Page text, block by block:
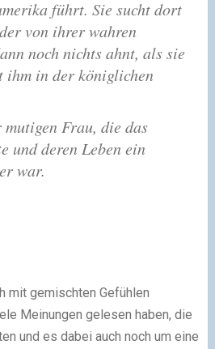
führt. Sie sucht dort
von ihrer wahren
noch nichts ahnt, als sie
ihm in der königlichen
Frau, die das
und deren Leben ein
war.
mit gemischten Gefühlen
Meinungen gelesen haben, die
und es dabei auch noch um eine